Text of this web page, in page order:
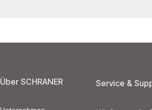
Über SCHRANER Service &